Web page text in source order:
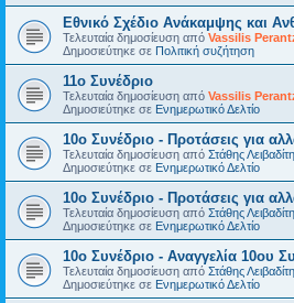
Eθνικό Σχέδιο Ανάκαμψης και
Τελευταία δημοσίευση από Vassilis
Δημοσιεύτηκε σε Πολιτική συζήτηση
11o Συνέδριο
Τελευταία δημοσίευση από Vassilis
Δημοσιεύτηκε σε Ενημερωτικό Δελτίο
10ο Συνέδριο - Προτάσεις για
Τελευταία δημοσίευση από Στάθης
Δημοσιεύτηκε σε Ενημερωτικό Δελτίο
10ο Συνέδριο - Προτάσεις για
Τελευταία δημοσίευση από Στάθης
Δημοσιεύτηκε σε Ενημερωτικό Δελτίο
10ο Συνέδριο - Αναγγελία 10ου
Τελευταία δημοσίευση από Στάθης
Δημοσιεύτηκε σε Ενημερωτικό Δελτίο